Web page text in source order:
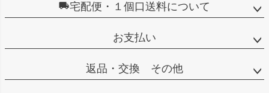
宅配便・１個口送料について
お支払い
返品・交換 その他